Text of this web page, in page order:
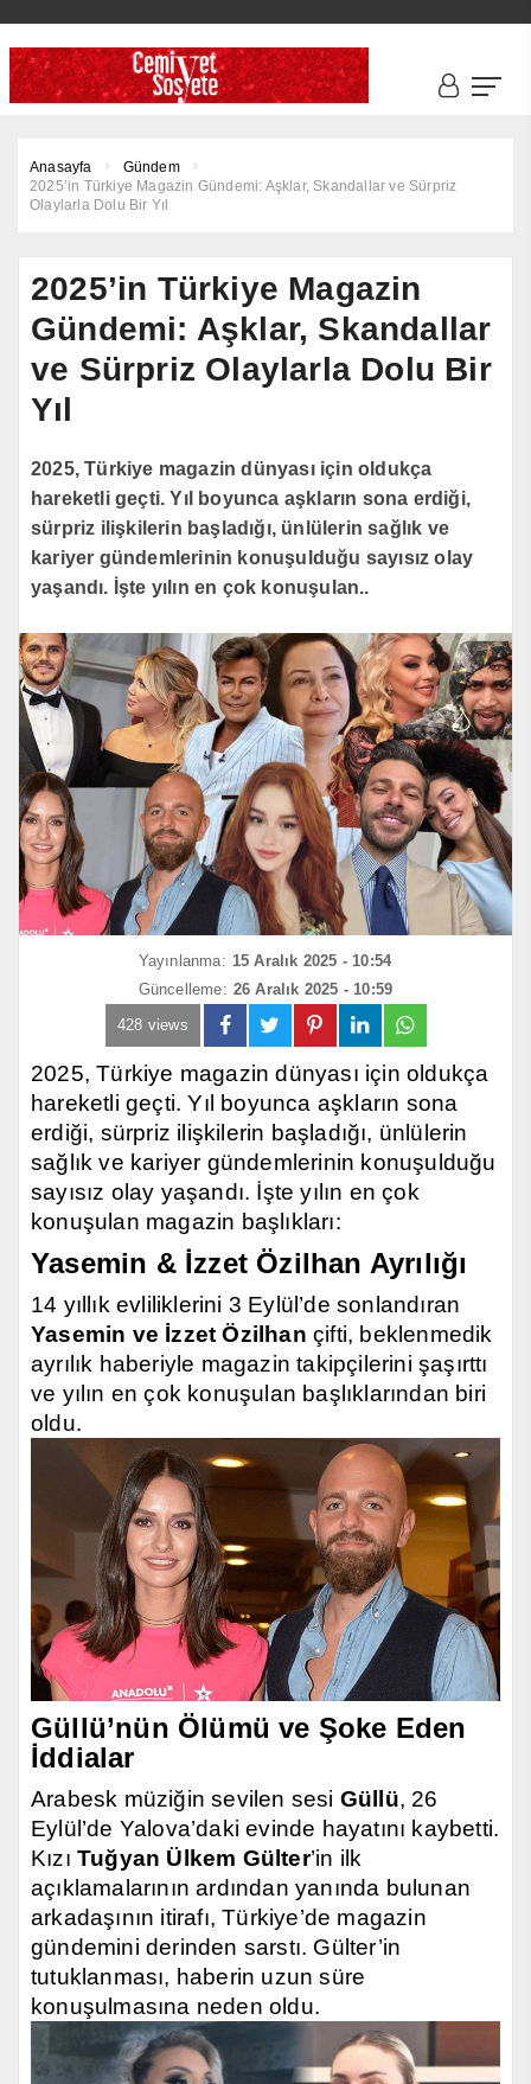
Anasayfa
Gündem
2025’in Türkiye Magazin Gündemi: Aşklar, Skandallar ve Sürpriz
Olaylarla Dolu Bir Yıl
2025’in Türkiye Magazin
Gündemi: Aşklar, Skandallar
ve Sürpriz Olaylarla Dolu Bir
Yıl
2025, Türkiye magazin dünyası için oldukça
hareketli geçti. Yıl boyunca aşkların sona erdiği,
sürpriz ilişkilerin başladığı, ünlülerin sağlık ve
kariyer gündemlerinin konuşulduğu sayısız olay
yaşandı. İşte yılın en çok konuşulan..
Yayınlanma: 15 Aralık 2025 - 10:54
Güncelleme: 26 Aralık 2025 - 10:59
428 views
2025, Türkiye magazin dünyası için oldukça
hareketli geçti. Yıl boyunca aşkların sona
erdiği, sürpriz ilişkilerin başladığı, ünlülerin
sağlık ve kariyer gündemlerinin konuşulduğu
sayısız olay yaşandı. İşte yılın en çok
konuşulan magazin başlıkları:
Yasemin & İzzet Özilhan Ayrılığı
14 yıllık evliliklerini 3 Eylül’de sonlandıran
Yasemin ve İzzet Özilhan çifti, beklenmedik
ayrılık haberiyle magazin takipçilerini şaşırttı
ve yılın en çok konuşulan başlıklarından biri
oldu.
Güllü’nün Ölümü ve Şoke Eden
İddialar
Arabesk müziğin sevilen sesi Güllü, 26
Eylül’de Yalova’daki evinde hayatını kaybetti.
Kızı Tuğyan Ülkem Gülter’in ilk
açıklamalarının ardından yanında bulunan
arkadaşının itirafı, Türkiye’de magazin
gündemini derinden sarstı. Gülter’in
tutuklanması, haberin uzun süre
konuşulmasına neden oldu.